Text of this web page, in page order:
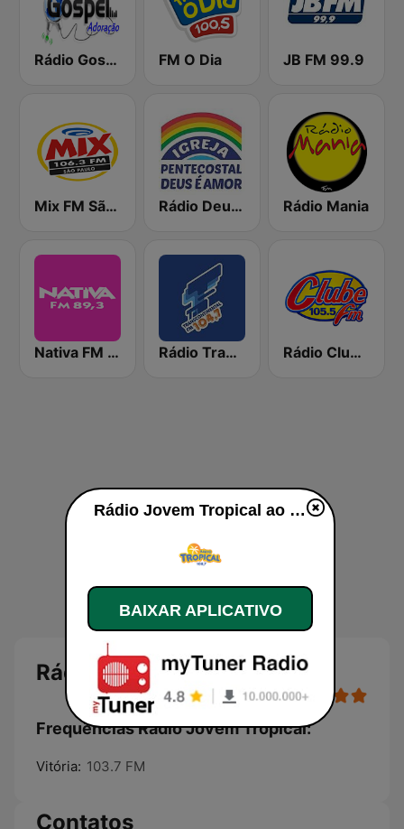
Rádio Gospel Adoração FM O Dia JB FM 99.9
Mix FM São Paulo Rádio Deus é Amor Rádio Mania
Nativa FM Campinas Rádio Transcontinental FM Rádio Clube FM - Brasília 105.5
Rádio Jovem Tropical
Frequências Rádio Jovem Tropical:
Vitória: 103.7 FM
Contatos
Rádio Jovem Tropical ao vivo
BAIXAR APLICATIVO